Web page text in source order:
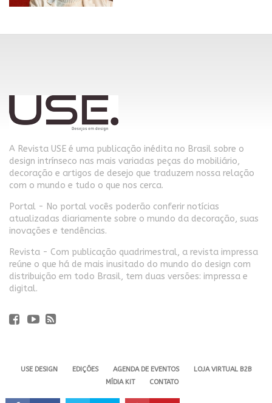
A Revista USE é uma publicação inédita no Brasil sobre o
design intrínseco nas mais variadas peças do mobiliário,
decoração e artigos de desejo que traduzem nossa relação
com o mundo e tudo o que nos cerca.
Portal - No portal vocês poderão conferir notícias
atualizadas diariamente sobre o mundo da decoração, suas
inovações e tendências.
Revista - Com publicação quadrimestral, a revista impressa
reúne o que há de mais inusitado do mundo do design com
distribuição em todo Brasil, tem duas versões: impressa e
digital.
USE DESIGN EDIÇÕES AGENDA DE EVENTOS
LOJA VIRTUAL B2B
MÍDIA KIT
CONTATO
Revista USE. 2024 - Todos os direitos reservados.